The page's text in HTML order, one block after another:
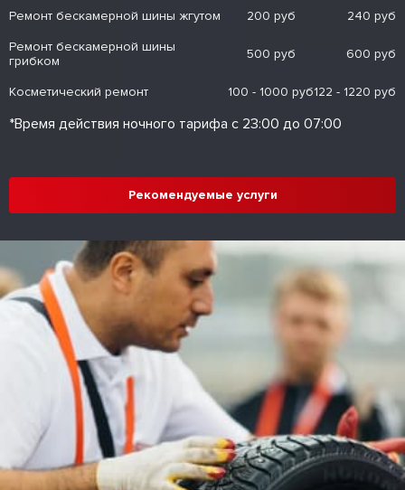
Ремонт бескамерной шины жгутом 200 руб
240 руб
Ремонт бескамерной шины
грибком
500 руб 600 руб
Косметический ремонт 100 - 1000 руб122 - 1220 руб
*Время действия ночного тарифа с 23:00 до 07:00
Рекомендуемые услуги